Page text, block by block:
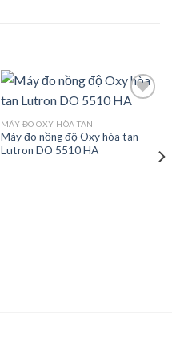
Add to
MÁY ĐO OXY HÒA TAN
Máy đo nồng độ Oxy hòa tan
Lutron DO 5510 HA